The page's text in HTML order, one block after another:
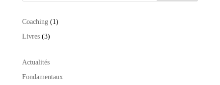
Coaching 11
Livres 33
Actualités
Fondamentaux